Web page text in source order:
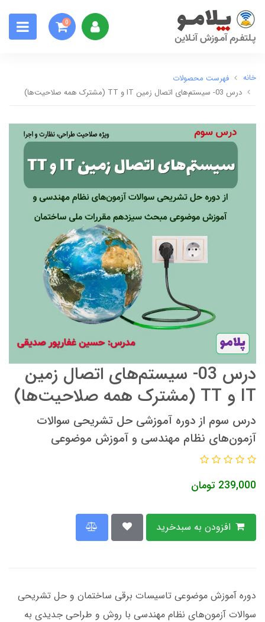
0
خانه
فهرست محصولات
درس 03- سیستم‌های اتصال زمین IT و TT (مشترک همه صلاحیت‌ها)
درس 03- سیستم‌های اتصال زمین
IT و TT (مشترک همه صلاحیت‌ها)
درس سوم از دوره آموزشی حل تشریحی سوالات
آزمون‌های نظام مهندسی و آموزش موضوعی
239,000 تومان
دوره آموزش موضوعی تاسیسات برقی ساختمان و حل تشریحی
سوالات آزمون‌های نظام مهندسی با روش و طراحی جدیدی به